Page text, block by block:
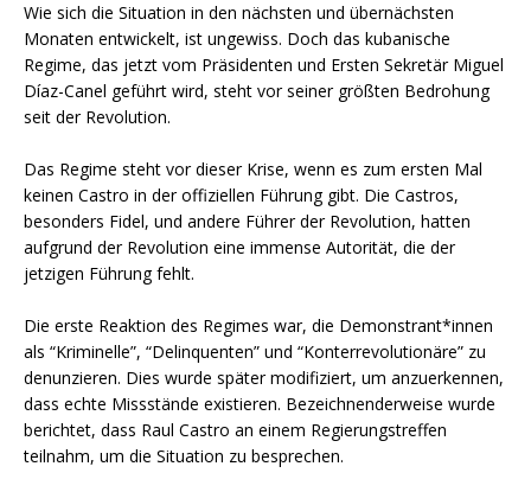
Wie sich die Situation in den nächsten und übernächsten
Monaten entwickelt, ist ungewiss. Doch das kubanische
Regime, das jetzt vom Präsidenten und Ersten Sekretär Miguel
Díaz-Canel geführt wird, steht vor seiner größten Bedrohung
seit der Revolution.
Das Regime steht vor dieser Krise, wenn es zum ersten Mal
keinen Castro in der offiziellen Führung gibt. Die Castros,
besonders Fidel, und andere Führer der Revolution, hatten
aufgrund der Revolution eine immense Autorität, die der
jetzigen Führung fehlt.
Die erste Reaktion des Regimes war, die Demonstrant*innen
als “Kriminelle”, “Delinquenten” und “Konterrevolutionäre” zu
denunzieren. Dies wurde später modifiziert, um anzuerkennen,
dass echte Missstände existieren. Bezeichnenderweise wurde
berichtet, dass Raul Castro an einem Regierungstreffen
teilnahm, um die Situation zu besprechen.